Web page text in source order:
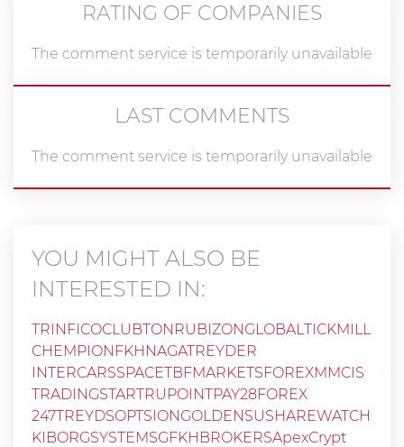
RATING OF COMPANIES
The comment service is temporarily unavailable
LAST COMMENTS
The comment service is temporarily unavailable
YOU MIGHT ALSO BE
INTERESTED IN:
TRINFICOCLUBTONRU BIZONGLOBALTICKMILL
CHEMPIONFKH NAGATREYDER
INTERCARSSPACETBFMARKETSFOREXMMCIS
TRADINGSTARTRU POINTPAY28FOREX
247TREYDSOPTSIONGOLDENSUSHAREWATCH
KIBORGSYSTEMSGFKHBROKERSApexCrypt